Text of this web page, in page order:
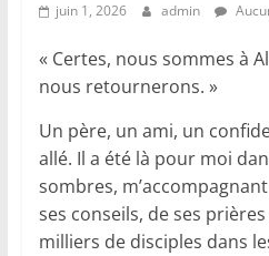
juin 1, 2026 admin
« Certes, nous sommes à
nous retournerons. »
Un père, un ami, un
allé. Il a été là pour moi
sombres,
ses conseils, de ses
milliers de disciples dans